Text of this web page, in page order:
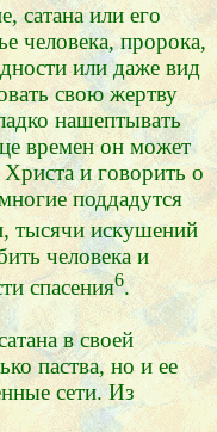
сатана или его
человека, пророка,
или даже вид
свою жертву
нашептывать
времен он может
и говорить о
поддадутся
тысячи искушений
человека и
спасения6.
в своей
паства, но и ее
сети. Из